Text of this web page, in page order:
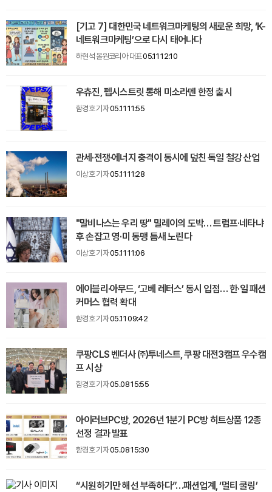
[기고 7] 대한민국 네트워크마케팅의 새로운 희망, ‘K-
네트워크마케팅’으로 다시 태어나다
하현석 올원코리아 대표05.11 12:10
우츄진, 펩시스트릿 통해 미소라멘 한정 출시
함경호 기자05.11 11:55
관세·전쟁·에너지 충격이 동시에 덮친 독일 철강 산업
이상호 기자05.11 11:28
"말비나스는 우리 땅" 밀레이의 도박… 트럼프·네타냐
후 손잡고 영·미 동맹 틈새 노린다
이상호 기자05.11 11:06
에이블리·아무드, ‘고베 레터스’ 동시 입점… 한·일 패션
커머스 협력 확대
함경호 기자05.11 09:42
쿠팡CLS 벤더사 ㈜투네스트, 쿠팡 대전3캠프 우수캠
프 시상
함경호 기자05.08 15:55
아이러브PC방, 2026년 1분기 PC방 히트상품 12종
선정 결과 발표
함경호 기자05.08 15:30
“시원하기만 해선 부족하다”…패션업계, ‘멀티 쿨링’